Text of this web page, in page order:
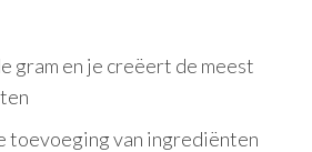
gram en je creëert de meest
toevoeging van ingrediënten